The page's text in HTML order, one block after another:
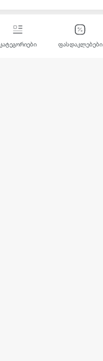
კატეგორიები ფასდაკლებები